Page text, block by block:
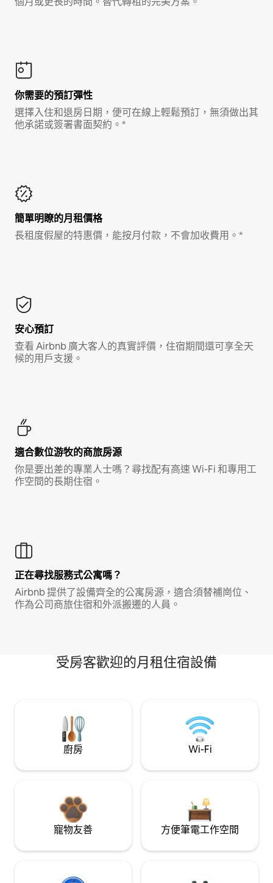
你需要的預訂彈性
選擇入住和退房日期，便可在線上輕鬆預訂，無須做出其
他承諾或簽署書面契約。*
簡單明瞭的月租價格
長租度假屋的特惠價，能按月付款，不會加收費用。*
安心預訂
查看 Airbnb 廣大客人的真實評價，住宿期間還可享全天
候的用戶支援。
適合數位游牧的商旅房源
你是要出差的專業人士嗎？尋找配有高速 Wi-Fi 和專用工
作空間的長期住宿。
正在尋找服務式公寓嗎？
Airbnb 提供了設備齊全的公寓房源，適合須替補崗位、
作為公司商旅住宿和外派搬遷的人員。
受房客歡迎的月租住宿設備
廚房 Wi-Fi
寵物友善 方便筆電工作空間